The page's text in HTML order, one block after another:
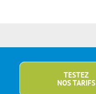
TESTEZ
NOS TARIFS